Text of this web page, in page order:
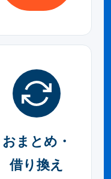
おまとめ・
借り換え